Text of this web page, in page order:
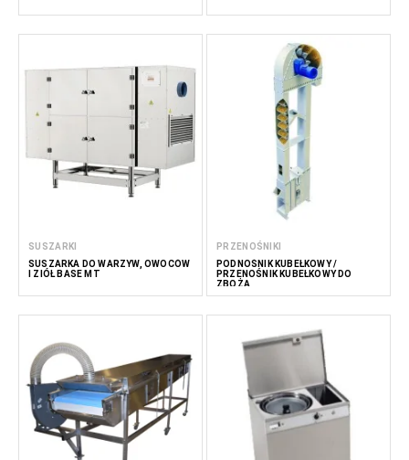
SUSZARKI
SUSZARKA DO WARZYW, OWOCÓW
I ZIÓŁ BASE MT
PRZENOŚNIKI
PODNOŚNIK KUBEŁKOWY /
PRZENOŚNIK KUBEŁKOWY DO
ZBOŻA